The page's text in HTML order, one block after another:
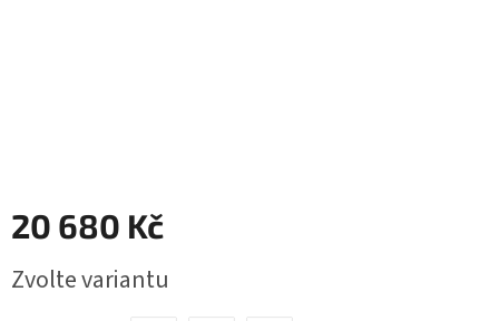
Měna
(CZK)
Přihlášení
20 680 Kč
cena:
Zvolte variantu